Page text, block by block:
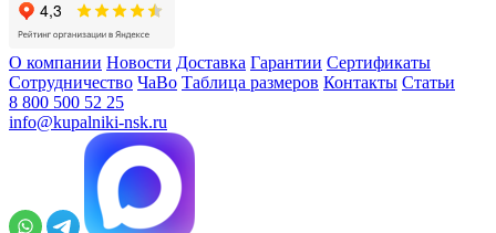
О компании Новости Доставка Гарантии Сертификаты
Сотрудничество ЧаВо Таблица размеров Контакты Статьи
8 800 500 52 25
info@kupalniki-nsk.ru